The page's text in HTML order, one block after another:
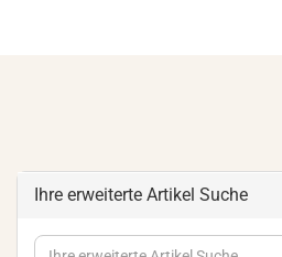
Ihre erweiterte Artikel Suche
Ihre